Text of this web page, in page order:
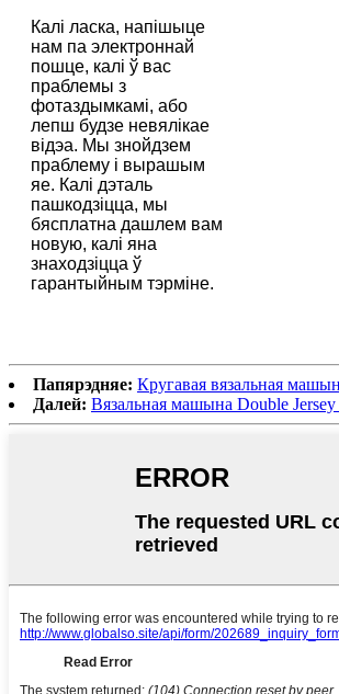
Калі ласка, напішыце
нам па электроннай
пошце, калі ў вас
праблемы з
фотаздымкамі, або
лепш будзе невялікае
відэа. Мы знойдзем
праблему і вырашым
яе. Калі дэталь
пашкодзіцца, мы
бясплатна дашлем вам
новую, калі яна
знаходзіцца ў
гарантыйным тэрміне.
Папярэдняе: Кругавая вязальная
Далей: Вязальная машына Double